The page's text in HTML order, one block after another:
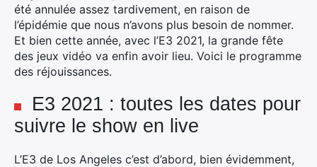
été annulée assez tardivement, en raison de
l’épidémie que nous n’avons plus besoin de nommer.
Et bien cette année, avec l’E3 2021, la grande fête
des jeux vidéo va enfin avoir lieu. Voici le programme
des réjouissances.
E3 2021 : toutes les dates pour
suivre le show en live
L’E3 de Los Angeles c’est d’abord, bien évidemment,